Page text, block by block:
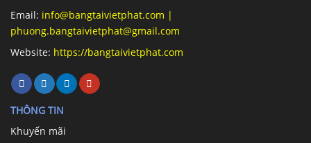
Email: info@bangtaivietphat.com |
phuong.bangtaivietphat@gmail.com
Website: https://bangtaivietphat.com
THÔNG TIN
Khuyến mãi